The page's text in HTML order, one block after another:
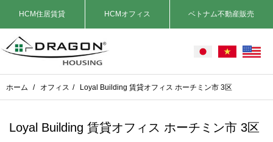
HCM住居賃貸 HCMオフィス ベトナム不動産販売
ホーム / オフィス / Loyal Building 賃貸オフィス ホーチミン市 3区
Loyal Building 賃貸オフィス ホーチミン市 3区